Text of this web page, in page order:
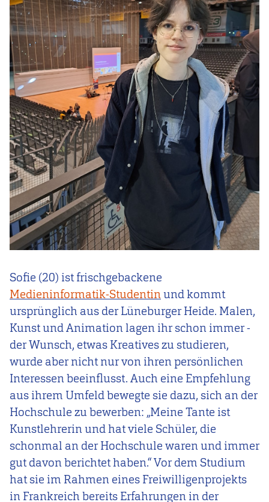
Sofie (20) ist frischgebackene
Medieninformatik-Studentinund kommt
ursprünglich aus der Lüneburger Heide. Malen,
Kunst und Animation lagen ihr schon immer -
der Wunsch, etwas Kreatives zu studieren,
wurde aber nicht nur von ihren persönlichen
Interessen beeinflusst. Auch eine Empfehlung
aus ihrem Umfeld bewegte sie dazu, sich an der
Hochschule zu bewerben: „Meine Tante ist
Kunstlehrerin und hat viele Schüler, die
schonmal an der Hochschule waren und immer
gut davon berichtet haben.“ Vor dem Studium
hat sie im Rahmen eines Freiwilligenprojekts
in Frankreich bereits Erfahrungen in der